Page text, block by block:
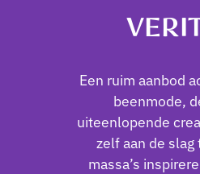
Een ruim aanbod
beenmode,
uiteenlopende
zelf aan de slag
massa’s